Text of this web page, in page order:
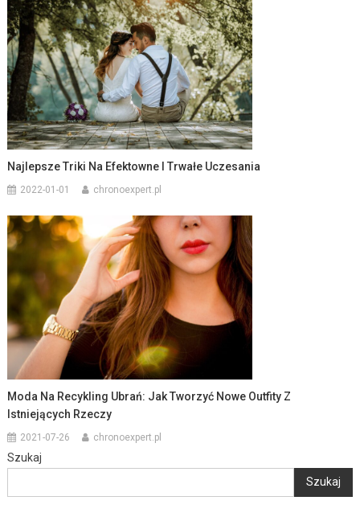
Najlepsze Triki Na Efektowne I Trwałe Uczesania
2022-01-01 chronoexpert.pl
Moda Na Recykling Ubrań: Jak Tworzyć Nowe Outfity Z
Istniejących Rzeczy
2021-07-26 chronoexpert.pl
Szukaj
Szukaj